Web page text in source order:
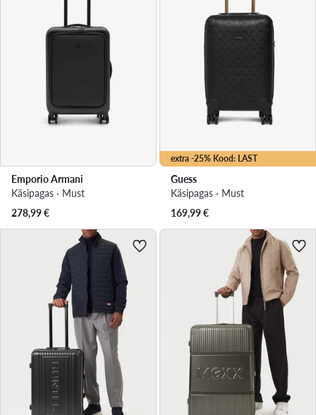
Emporio Armani
Käsipagas · Must
278,99€
extra -25% Kood: LAST
Guess
Käsipagas · Must
169,99€